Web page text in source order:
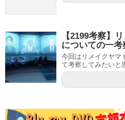
【2199考察】
についての一考
今回はリメイクヤマ
て考察してみたいと